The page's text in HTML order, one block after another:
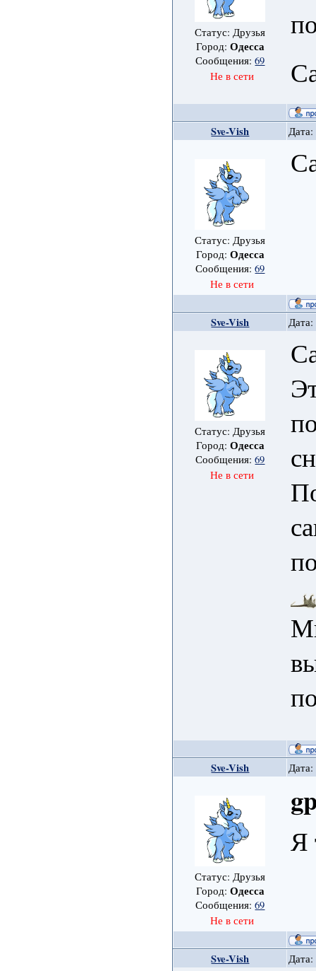
Статус: Друзья
Город: Одесса
Сообщения:69
Не в сети
Sve-Vish
Статус: Друзья
Город: Одесса
Сообщения:69
Не в сети
Sve-Vish
Статус: Друзья
Город: Одесса
Сообщения:69
Не в сети
Sve-Vish
Статус: Друзья
Город: Одесса
Сообщения:69
Не в сети
Я
Sve-Vish